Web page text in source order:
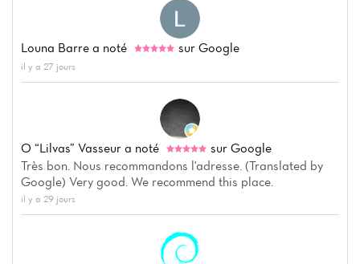
Louna Barre a noté sur Google
il y a 27 jours
O “Lilvas” Vasseur a noté
sur Google
Très bon. Nous recommandons l'adresse. (Translated by
Google) Very good. We recommend this place.
il y a 29 jours